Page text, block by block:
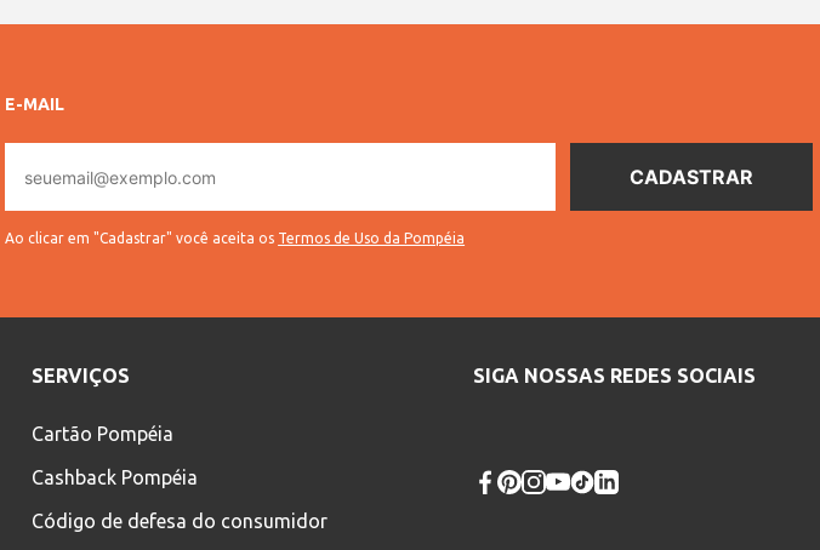
E-MAIL
mail
Ao clicar em "Cadastrar" você aceita os Termos de Uso da Pompéia
SERVIÇOS
Cartão Pompéia
Cashback Pompéia
Código de defesa do consumidor
SIGA NOSSAS REDES SOCIAIS